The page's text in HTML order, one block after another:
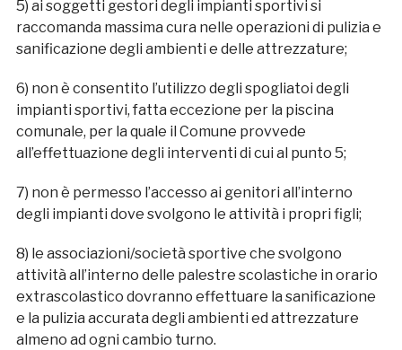
5) ai soggetti gestori degli impianti sportivi si
raccomanda massima cura nelle operazioni di pulizia e
sanificazione degli ambienti e delle attrezzature;
6) non è consentito l’utilizzo degli spogliatoi degli
impianti sportivi, fatta eccezione per la piscina
comunale, per la quale il Comune provvede
all’effettuazione degli interventi di cui al punto 5;
7) non è permesso l’accesso ai genitori all’interno
degli impianti dove svolgono le attività i propri figli;
8) le associazioni/società sportive che svolgono
attività all’interno delle palestre scolastiche in orario
extrascolastico dovranno effettuare la sanificazione
e la pulizia accurata degli ambienti ed attrezzature
almeno ad ogni cambio turno.